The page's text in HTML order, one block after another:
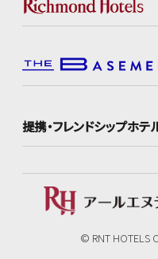
提携・フレンドシップホテ
© RNT HOTELS